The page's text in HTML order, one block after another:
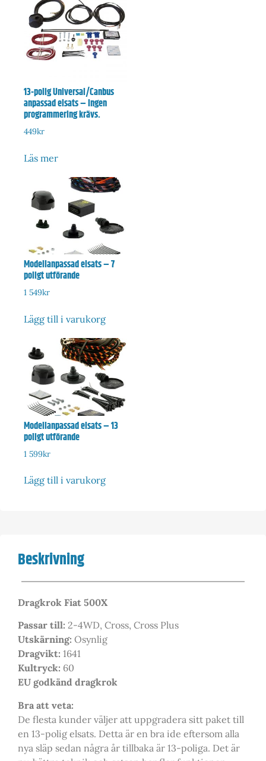
13-polig Universal/Canbus
anpassad elsats – Ingen
programmering krävs.
449kr
Läs mer
Modellanpassad elsats – 7
poligt utförande
1 549kr
Lägg till i varukorg
Modellanpassad elsats – 13
poligt utförande
1 599kr
Lägg till i varukorg
Beskrivning
Dragkrok Fiat 500X
Passar till: 2-4WD, Cross, Cross Plus
Utskärning: Osynlig
Dragvikt: 1641
Kultryck: 60
EU godkänd dragkrok
Bra att veta:
De flesta kunder väljer att uppgradera sitt paket till
en 13-polig elsats. Detta är en bra ide eftersom alla
nya släp sedan några år tillbaka är 13-poliga. Det är